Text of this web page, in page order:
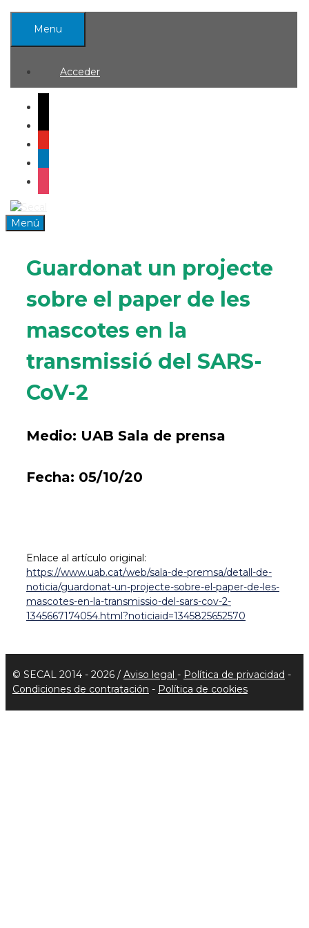
Saltar
Menu
Acceder
Menú
Guardonat un projecte
sobre el paper de les
mascotes en la
transmissió del SARS-
CoV-2
Medio: UAB Sala de prensa
Fecha: 05/10/20
Enlace al artículo original:
https://www.uab.cat/web/sala-de-premsa/detall-de-
noticia/guardonat-un-projecte-sobre-el-paper-de-les-
mascotes-en-la-transmissio-del-sars-cov-2-
1345667174054.html?noticiaid=1345825652570
© SECAL 2014 - 2026 / Aviso legal - Política de privacidad -
Condiciones de contratación - Política de cookies